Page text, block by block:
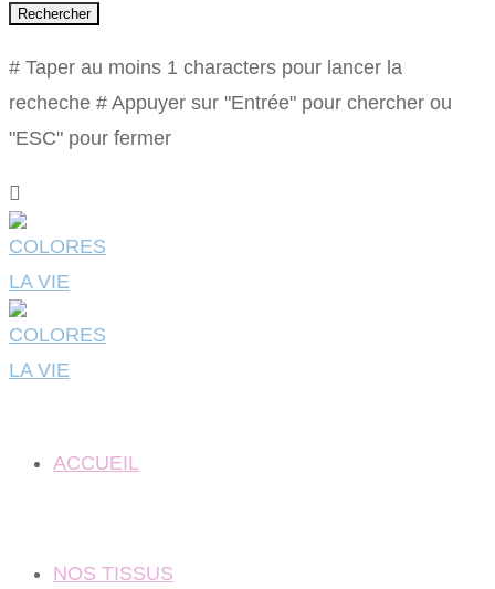
Rechercher
# Taper au moins 1 characters pour lancer la
recheche # Appuyer sur "Entrée" pour chercher ou
"ESC" pour fermer
ACCUEIL
NOS TISSUS